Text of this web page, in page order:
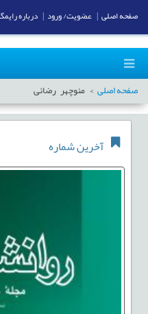
صفحه اصلی منوچهر رضائی
آخرین شماره
صفحه اصلی عضویت/ ورود درباره رایمگ